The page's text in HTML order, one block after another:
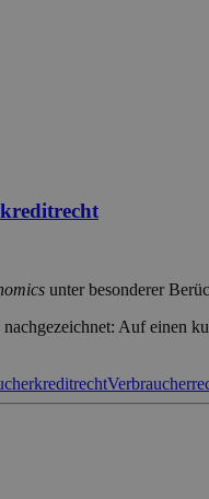
unter besonderer
Auf einen